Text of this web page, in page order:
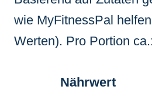
wie MyFitnessPal
Werten). Pro Portion
Nährwert